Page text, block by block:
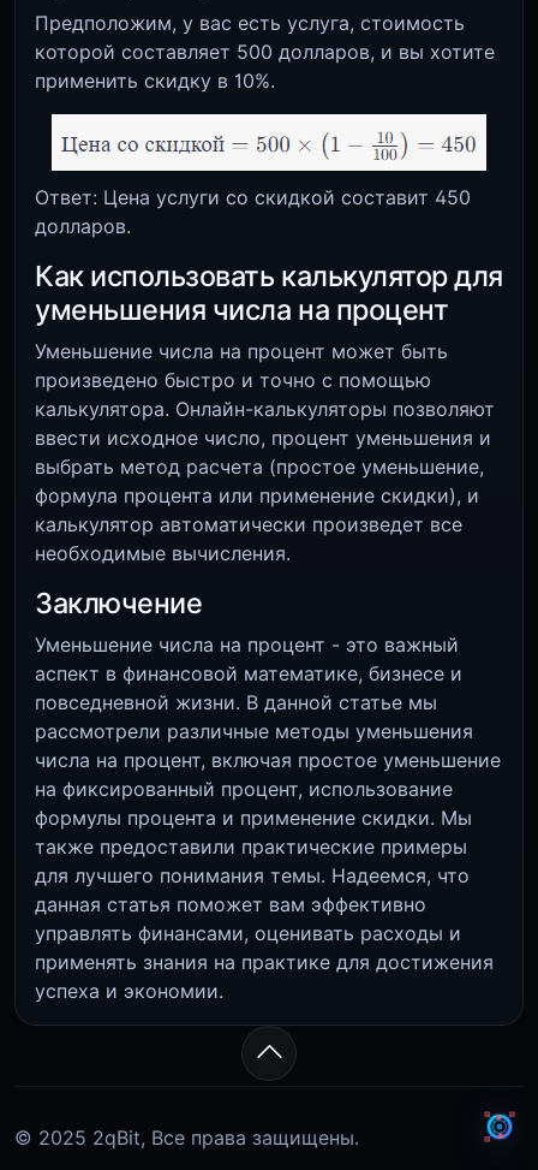
Предположим, у вас есть услуга, стоимость
которой составляет 500 долларов, и вы хотите
применить скидку в 10%.
Ответ: Цена услуги со скидкой составит 450
долларов.
Как использовать калькулятор для
уменьшения числа на процент
Уменьшение числа на процент может быть
произведено быстро и точно с помощью
калькулятора. Онлайн-калькуляторы позволяют
ввести исходное число, процент уменьшения и
выбрать метод расчета (простое уменьшение,
формула процента или применение скидки), и
калькулятор автоматически произведет все
необходимые вычисления.
Заключение
Уменьшение числа на процент - это важный
аспект в финансовой математике, бизнесе и
повседневной жизни. В данной статье мы
рассмотрели различные методы уменьшения
числа на процент, включая простое уменьшение
на фиксированный процент, использование
формулы процента и применение скидки. Мы
также предоставили практические примеры
для лучшего понимания темы. Надеемся, что
данная статья поможет вам эффективно
управлять финансами, оценивать расходы и
применять знания на практике для достижения
успеха и экономии.
© 2025 2qBit, Все права защищены.